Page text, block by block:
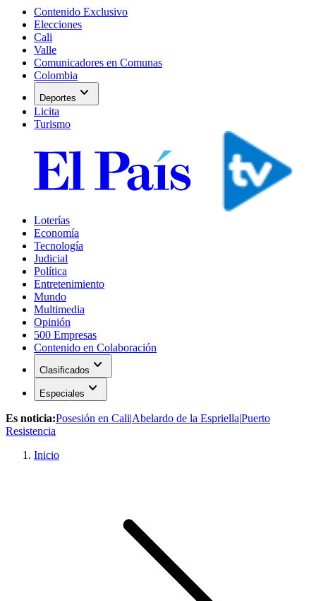
Contenido Exclusivo
Elecciones
Cali
Valle
Comunicadores en Comunas
Colombia
Deportes expand_more
Licita
Turismo
Loterías
Economía
Tecnología
Judicial
Política
Entretenimiento
Mundo
Multimedia
Opinión
500 Empresas
Contenido en Colaboración
Clasificados expand_more
Especiales expand_more
Es noticia:Posesión en Cali|Abelardo de la Espriella|Puerto
Resistencia
Inicio